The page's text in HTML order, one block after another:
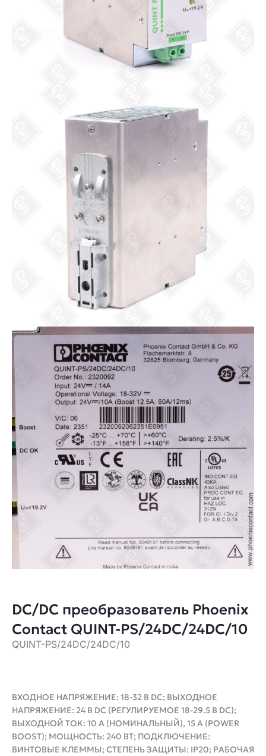
DC/DC преобразователь Phoenix
Contact QUINT-PS/24DC/24DC/10
QUINT-PS/24DC/24DC/10
ВХОДНОЕ НАПРЯЖЕНИЕ: 18-32 В DC; ВЫХОДНОЕ
НАПРЯЖЕНИЕ: 24 В DC (РЕГУЛИРУЕМОЕ 18-29.5 В DC);
ВЫХОДНОЙ ТОК: 10 А (НОМИНАЛЬНЫЙ), 15 А (POWER
BOOST); МОЩНОСТЬ: 240 ВТ; ПОДКЛЮЧЕНИЕ:
ВИНТОВЫЕ КЛЕММЫ; СТЕПЕНЬ ЗАЩИТЫ: IP20; РАБОЧАЯ